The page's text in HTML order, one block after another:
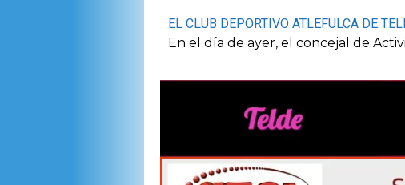
EL CLUB DEPORTIVO ATLEFULCA DE
En el día de ayer, el concejal de